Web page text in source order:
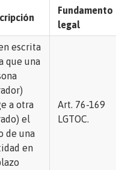
Fundamento
legal
escrita
que una
a otra
el
de una
en
Art. 76-169
LGTOC.